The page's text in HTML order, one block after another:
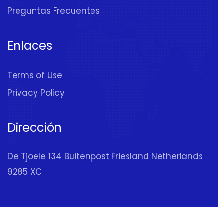
Preguntas Frecuentes
Enlaces
Terms of Use
Privacy Policy
Dirección
De Tjoele 134 Buitenpost Friesland Netherlands
9285 XC